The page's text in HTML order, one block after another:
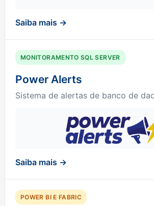
Saiba mais →
MONITORAMENTO SQL SERVER
Power Alerts
Sistema de alertas de banco de
Saiba mais →
POWER BI E FABRIC